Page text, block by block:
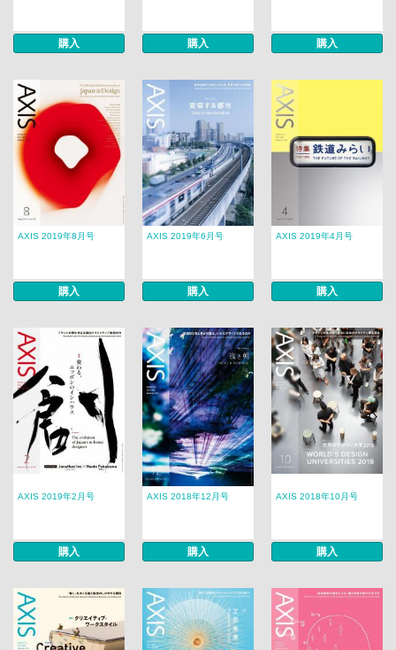
購入 購入 購入
AXIS 2019年8月号
購入
AXIS 2019年6月号
購入
AXIS 2019年4月号
購入
AXIS 2019年2月号
購入
AXIS 2018年12月号
購入
AXIS 2018年10月号
購入